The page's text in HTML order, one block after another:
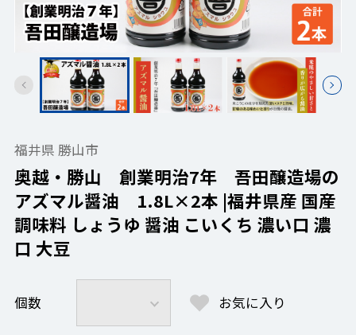
福井県 勝山市
奥越・勝山 創業明治7年 吾田醸造場の
アズマル醤油 1.8L×2本 |福井県産 国産
調味料 しょうゆ 醤油 こいくち 濃い口 濃
口 大豆
個数 お気に入り